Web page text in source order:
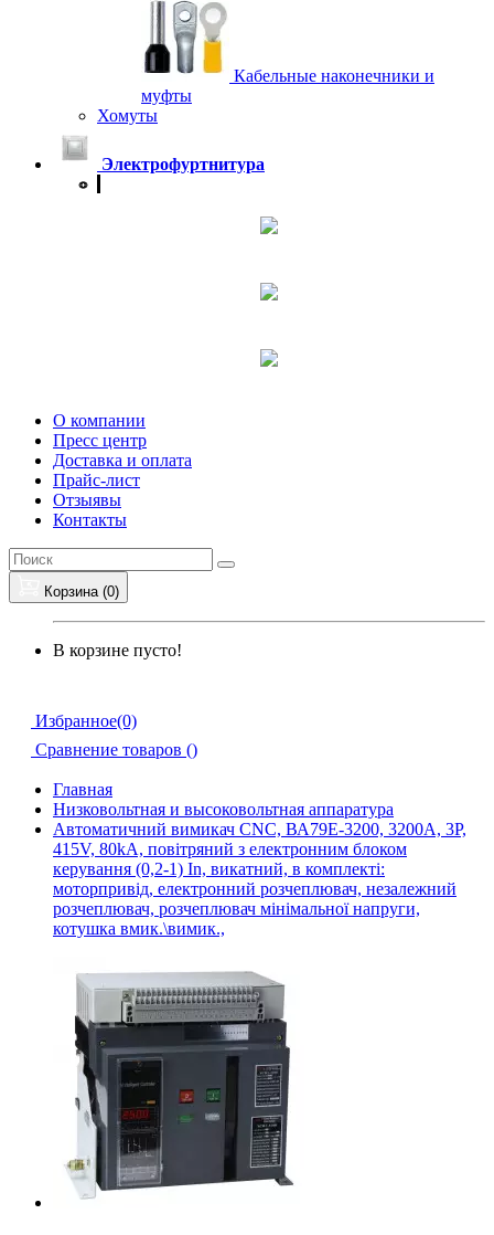
Кабельные наконечники и
муфты
Хомуты
Электрофуртнитура
О компании
Пресс центр
Доставка и оплата
Прайс-лист
Отзыявы
Контакты
Корзина (0)
В корзине пусто!
Избранное(0)
Сравнение товаров ()
Главная
Низковольтная и высоковольтная аппаратура
Автоматичний вимикач CNC, ВА79Е-3200, 3200А, 3Р,
415V, 80kA, повітряний з електронним блоком
керування (0,2-1) In, викатний, в комплекті:
моторпривід, електронний розчеплювач, незалежний
розчеплювач, розчеплювач мінімальної напруги,
котушка вмик.\вимик.,